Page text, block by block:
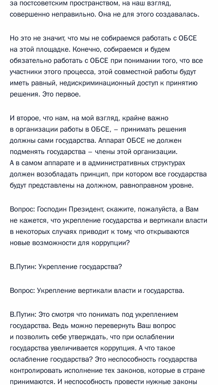
за постсоветским пространством, на наш взгляд,
совершенно неправильно. Она не для этого создавалась.
Но это не значит, что мы не собираемся работать с ОБСЕ
на этой площадке. Конечно, собираемся и будем
обязательно работать с ОБСЕ при понимании того, что все
участники этого процесса, этой совместной работы будут
иметь равный, недискриминационный доступ к принятию
решения. Это первое.
И второе, что нам, на мой взгляд, крайне важно
в организации работы в ОБСЕ, – принимать решения
должны сами государства. Аппарат ОБСЕ не должен
подменять государства – члены этой организации.
А в самом аппарате и в административных структурах
должен возобладать принцип, при котором все государства
будут представлены на должном, равноправном уровне.
Вопрос: Господин Президент, скажите, пожалуйста, а Вам
не кажется, что укрепление государства и вертикали власти
в некоторых случаях приводит к тому, что открываются
новые возможности для коррупции?
В.Путин: Укрепление государства?
Вопрос: Укрепление вертикали власти и государства.
В.Путин: Это смотря что понимать под укреплением
государства. Ведь можно перевернуть Ваш вопрос
и позволить себе утверждать, что при ослаблении
государства увеличивается коррупция. А что такое
ослабление государства? Это неспособность государства
контролировать исполнение тех законов, которые в стране
принимаются. И неспособность провести нужные законы